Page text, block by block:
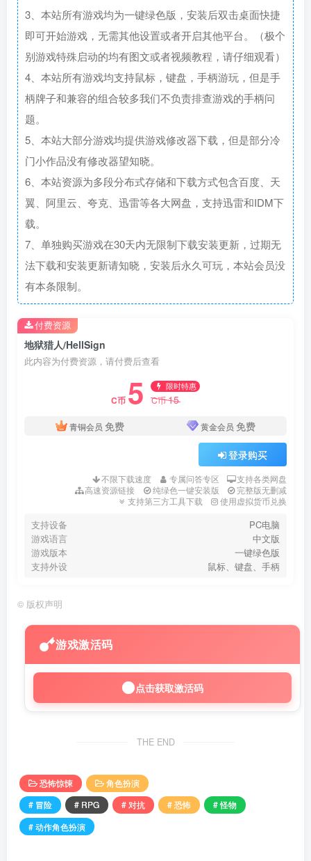
3、本站所有游戏均为一键绿色版，安装后双击桌面快捷
即可开始游戏，无需其他设置或者开启其他平台。（极个
别游戏特殊启动的均有图文或者视频教程，请仔细观看）
4、本站所有游戏均支持鼠标，键盘，手柄游玩，但是手
柄牌子和兼容的组合较多我们不负责排查游戏的手柄问
题。
5、本站大部分游戏均提供游戏修改器下载，但是部分冷
门小作品没有修改器望知晓。
6、本站资源为多段分布式存储和下载方式包含百度、天
翼、阿里云、夸克、迅雷等各大网盘，支持迅雷和IDM下
载。
7、单独购买游戏在30天内无限制下载安装更新，过期无
法下载和安装更新请知晓，安装后永久可玩，本站会员没
有本条限制。
地狱猎人/HellSign
此内容为付费资源，请付费后查看
C币 5 限时特惠
C币15
青铜会员 免费 黄金会员 免费
登录购买
不限下载速度 专属问答专区
支持各类网盘
高速资源链接
纯绿色一键安装版
完整版无删减
支持第三方工具下载
使用虚拟货币兑换
支持设备
PC电脑
游戏语言
中文版
游戏版本
一键绿色版
支持外设
鼠标、键盘、手柄
付费资源
© 版权声明
游戏激活码
点击获取激活码
THE END
恐怖惊悚
角色扮演
# 冒险
# RPG # 对抗 # 恐怖
# 怪物
# 动作角色扮演